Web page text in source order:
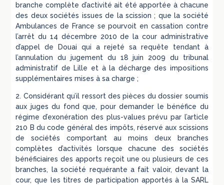
branche complète d’activité ait été apportée à chacune
des deux sociétés issues de la scission ; que la société
Ambulances de France se pourvoit en cassation contre
l’arrêt du 14 décembre 2010 de la cour administrative
d’appel de Douai qui a rejeté sa requête tendant à
l’annulation du jugement du 18 juin 2009 du tribunal
administratif de Lille et à la décharge des impositions
supplémentaires mises à sa charge ;
2. Considérant qu’il ressort des pièces du dossier soumis
aux juges du fond que, pour demander le bénéfice du
régime d’exonération des plus-values prévu par l’article
210 B du code général des impôts, réservé aux scissions
de sociétés comportant au moins deux branches
complètes d’activités lorsque chacune des sociétés
bénéficiaires des apports reçoit une ou plusieurs de ces
branches, la société requérante a fait valoir, devant la
cour, que les titres de participation apportés à la SARL